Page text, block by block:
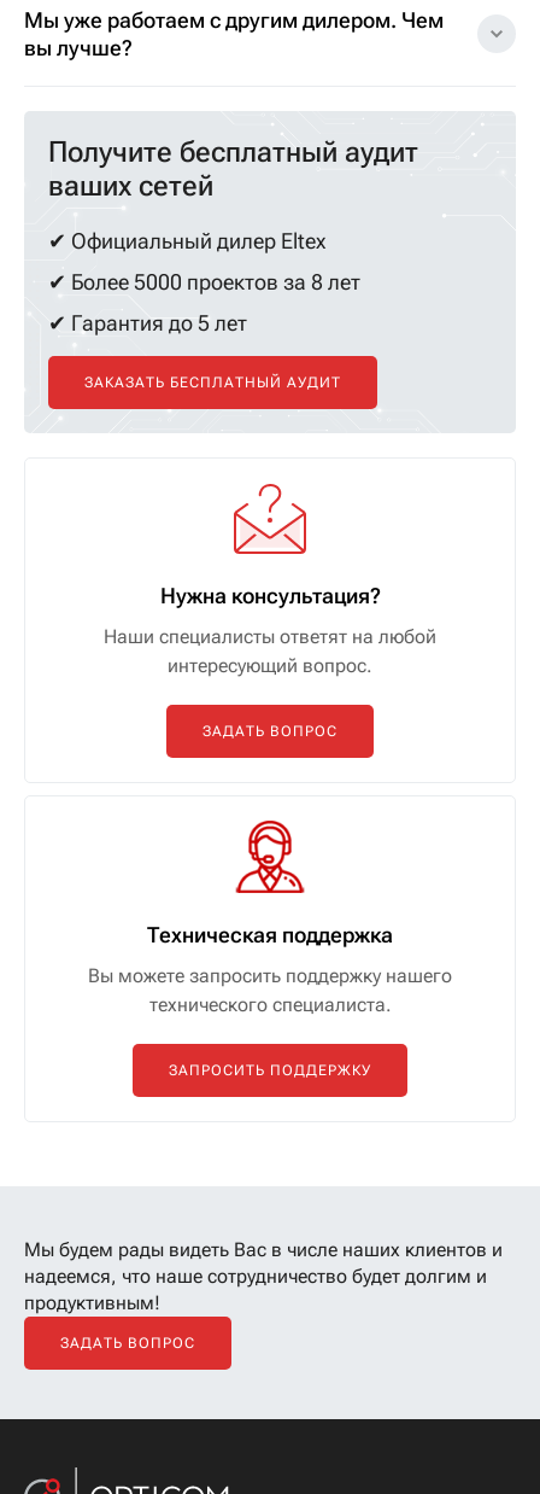
Мы уже работаем с другим дилером. Чем
вы лучше?
Получите бесплатный аудит
ваших сетей
✔ Официальный дилер Eltex
✔ Более 5000 проектов за 8 лет
✔ Гарантия до 5 лет
ЗАКАЗАТЬ БЕСПЛАТНЫЙ АУДИТ
Нужна консультация?
Наши специалисты ответят на любой
интересующий вопрос.
ЗАДАТЬ ВОПРОС
Техническая поддержка
Вы можете запросить поддержку нашего
технического специалиста.
ЗАПРОСИТЬ ПОДДЕРЖКУ
Мы будем рады видеть Вас в числе наших клиентов и
надеемся, что наше сотрудничество будет долгим и
продуктивным!
ЗАДАТЬ ВОПРОС